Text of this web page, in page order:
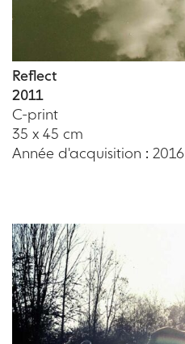
Reflect
2011
C-print
35 x 45 cm
Année d'acquisition : 2016